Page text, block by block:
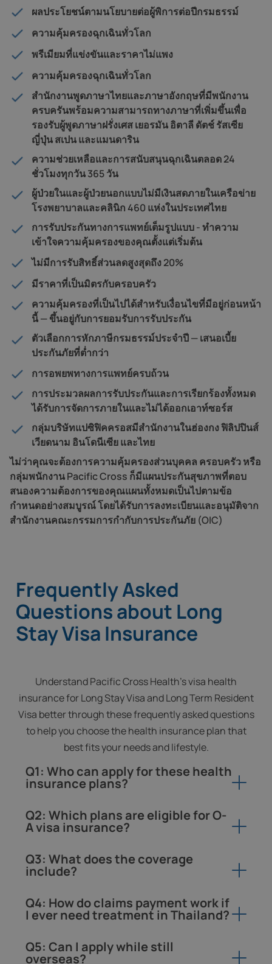
ผลประโยชน์ตามนโยบายต่อผู้พิการต่อปีกรมธรรม์
ความคุ้มครองฉุกเฉินทั่วโลก
พรีเมียมที่แข่งขันและราคาไม่แพง
ความคุ้มครองฉุกเฉินทั่วโลก
สำนักงานพูดภาษาไทยและภาษาอังกฤษที่มีพนักงาน
ครบครันพร้อมความสามารถทางภาษาที่เพิ่มขึ้นเพื่อ
รองรับผู้พูดภาษาฝรั่งเศส เยอรมัน อิตาลี ดัตช์ รัสเซีย
ญี่ปุ่น สเปน และแมนดาริน
ความช่วยเหลือและการสนับสนุนฉุกเฉินตลอด 24
ชั่วโมงทุกวัน 365 วัน
ผู้ป่วยในและผู้ป่วยนอกแบบไม่มีเงินสดภายในเครือข่าย
โรงพยาบาลและคลินิก 460 แห่งในประเทศไทย
การรับประกันทางการแพทย์เต็มรูปแบบ - ทำความ
เข้าใจความคุ้มครองของคุณตั้งแต่เริ่มต้น
ไม่มีการรับสิทธิ์ส่วนลดสูงสุดถึง 20%
มีราคาที่เป็นมิตรกับครอบครัว
ความคุ้มครองที่เป็นไปได้สำหรับเงื่อนไขที่มีอยู่ก่อนหน้า
นี้ — ขึ้นอยู่กับการยอมรับการรับประกัน
ตัวเลือกการหักภาษีกรมธรรม์ประจำปี — เสนอเบี้ย
ประกันภัยที่ต่ำกว่า
การอพยพทางการแพทย์ครบถ้วน
การประมวลผลการรับประกันและการเรียกร้องทั้งหมด
ได้รับการจัดการภายในและไม่ได้ออกเอาท์ซอร์ส
กลุ่มบริษัทแปซิฟิคครอสมีสำนักงานในฮ่องกง ฟิลิปปินส์
เวียดนาม อินโดนีเซีย และไทย
ไม่ว่าคุณจะต้องการความคุ้มครองส่วนบุคคล ครอบครัว หรือ
กลุ่มพนักงาน Pacific Cross ก็มีแผนประกันสุขภาพที่ตอบ
สนองความต้องการของคุณแผนทั้งหมดเป็นไปตามข้อ
กำหนดอย่างสมบูรณ์ โดยได้รับการลงทะเบียนและอนุมัติจาก
สำนักงานคณะกรรมการกำกับการประกันภัย (OIC)
Frequently Asked
Questions about Long
Stay Visa Insurance
Understand Pacific Cross Health's visa health
insurance for Long Stay Visa and Long Term Resident
Visa better through these frequently asked questions
to help you choose the health insurance plan that
best fits your needs and lifestyle.
Q1: Who can apply for these health
insurance plans?
A1: Our plans are eligible for both local and expat
residents of Thailand with a new entry age up to
Q2: Which plans are eligible for O-
A visa insurance?
A2: The Premier Plus plan meets the minimum
coverage requirement of THB 3,000,000 or USD
are also accepted by Thai immigration.
Q3: What does the coverage
include?
A3: Coverage includes:
Inpatient treatment (hospitalization, surgery,
Outpatient treatment as an add-on (doctor
Q4: How do claims payment work if
I ever need treatment in Thailand?
A4: Pacific Cross Health has a cashless treatment
network with access to over 550 hospitals across
Q5: Can I apply while still
overseas?